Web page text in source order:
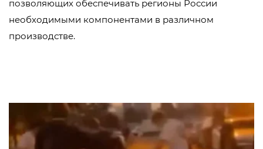
позволяющих обеспечивать регионы России
необходимыми компонентами в различном
производстве.